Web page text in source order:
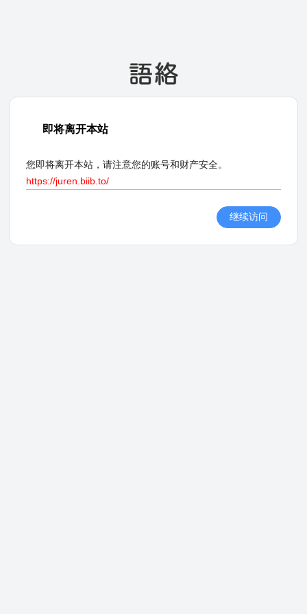
即将离开本站
您即将离开本站，请注意您的账号和财产安全。
https://juren.biib.to/
继续访问